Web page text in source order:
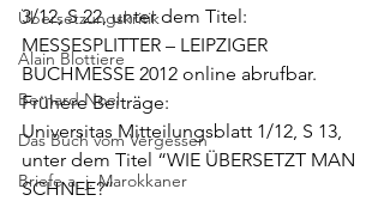
Übersetzungskritik
Alain Blottiere
Bernard Noel
Das Buch vom Vergessen
Briefe a. j. Marokkaner
3/12, S 22, unter dem Titel:
MESSESPLITTER – LEIPZIGER
BUCHMESSE 2012 online abrufbar.
Frühere Beiträge:
Universitas Mitteilungsblatt 1/12, S 13,
unter dem Titel “WIE ÜBERSETZT MAN
SCHNEE?”